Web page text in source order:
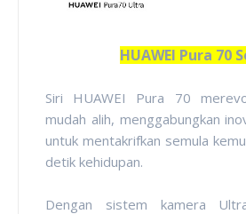
HUAWEI Pura 70
Siri HUAWEI Pura 70
mudah alih, menggabungkan
untuk mentakrifkan semula
detik kehidupan.
Dengan sistem kamera